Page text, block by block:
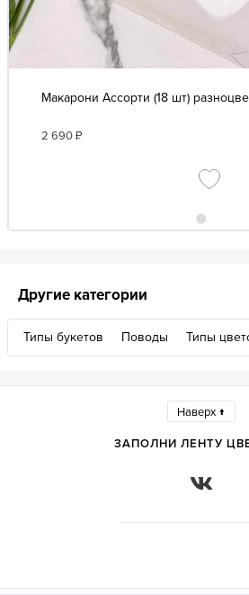
Макарони Ассорти (18 шт)
2 690₽
Другие категории
Типы букетов Поводы Типы
ЗАПОЛНИ ЛЕНТУ
Наверх ↑